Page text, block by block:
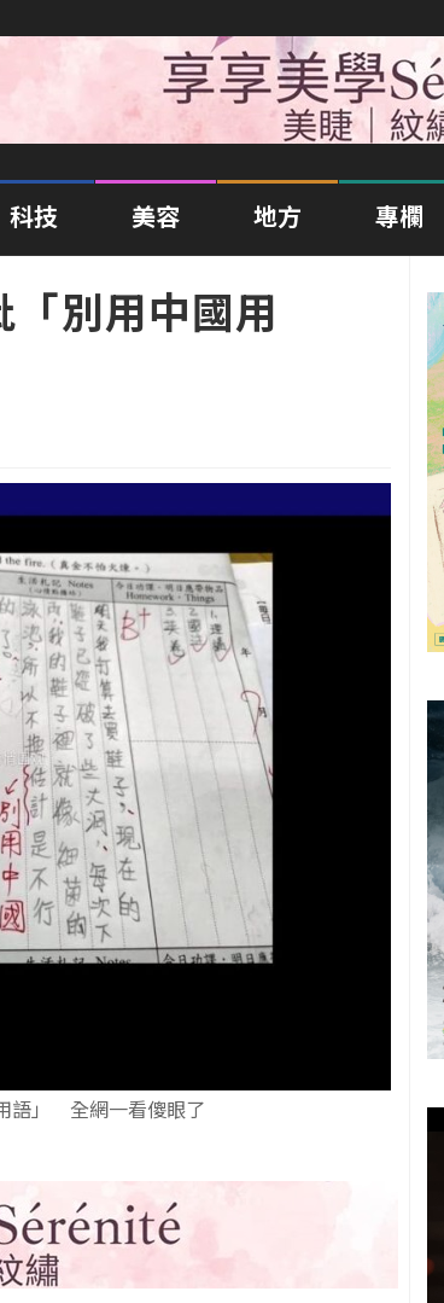
科技 美容 地方 專欄
別用中國用
語」 全網一看傻眼了